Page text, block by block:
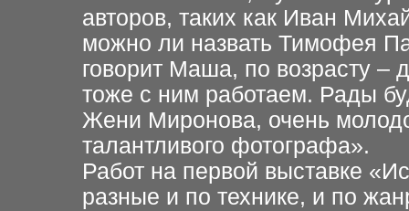
авторов, таких как Иван
можно ли назвать Тимофея
говорит Маша, по возрасту –
тоже с ним работаем. Рады
Жени Миронова, очень
талантливого фотографа».
Работ на первой выставке
разные и по технике, и по